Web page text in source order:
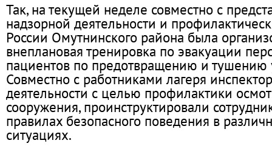
Так, на текущей неделе совместно с
надзорной деятельности и
России Омутнинского района была
внеплановая тренировка по эвакуации
пациентов по предотвращению и тушению
Совместно с работниками лагеря
деятельности с целью профилактики
сооружения, проинструктировали
правилах безопасного поведения в
ситуациях.